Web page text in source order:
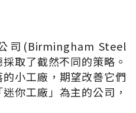
司(Birmingham Steel
取了截然不同的策略。
小工廠，期望改善它們
你工廠」為主的公司，